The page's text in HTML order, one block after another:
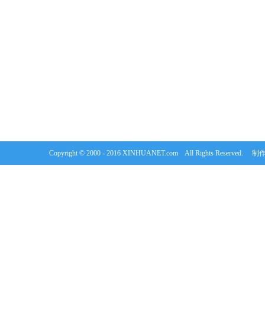
Copyright © 2000 - 2016 XINHUANET.com All Rights Reserved. 制